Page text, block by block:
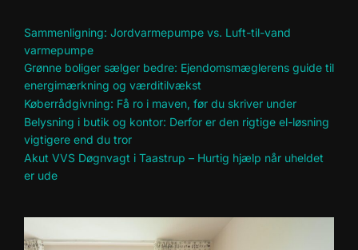
Sammenligning: Jordvarmepumpe vs. Luft-til-vand
varmepumpe
Grønne boliger sælger bedre: Ejendomsmæglerens guide til
energimærkning og værditilvækst
Køberrådgivning: Få ro i maven, før du skriver under
Belysning i butik og kontor: Derfor er den rigtige el-løsning
vigtigere end du tror
Akut VVS Døgnvagt i Taastrup – Hurtig hjælp når uheldet
er ude